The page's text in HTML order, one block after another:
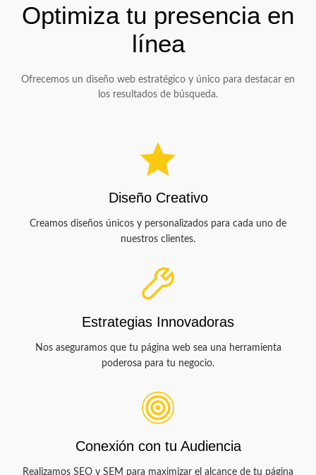
Optimiza tu presencia en
línea
Ofrecemos un diseño web estratégico y único para destacar en
los resultados de búsqueda.
Diseño Creativo
Creamos diseños únicos y personalizados para cada uno de
nuestros clientes.
Estrategias Innovadoras
Nos aseguramos que tu página web sea una herramienta
poderosa para tu negocio.
Conexión con tu Audiencia
Realizamos SEO y SEM para maximizar el alcance de tu página